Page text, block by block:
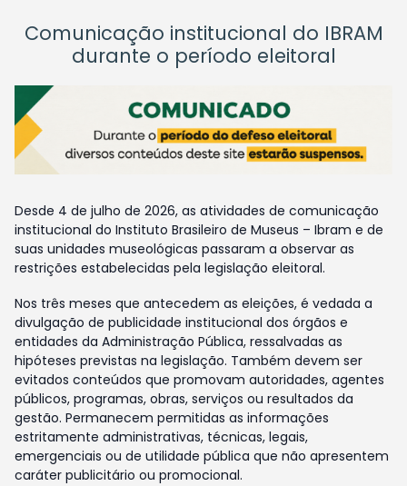
Comunicação institucional do IBRAM
durante o período eleitoral
Desde 4 de julho de 2026, as atividades de comunicação
institucional do Instituto Brasileiro de Museus – Ibram e de
suas unidades museológicas passaram a observar as
restrições estabelecidas pela legislação eleitoral.
Nos três meses que antecedem as eleições, é vedada a
divulgação de publicidade institucional dos órgãos e
entidades da Administração Pública, ressalvadas as
hipóteses previstas na legislação. Também devem ser
evitados conteúdos que promovam autoridades, agentes
públicos, programas, obras, serviços ou resultados da
gestão. Permanecem permitidas as informações
estritamente administrativas, técnicas, legais,
emergenciais ou de utilidade pública que não apresentem
caráter publicitário ou promocional.